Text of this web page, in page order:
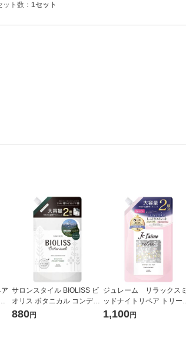
ット数： 1セット
サロンスタイル BIOLISS ビ
オリス ボタニカル コンディ
ショナー ディープモイスト
880円
ジュレーム リラックスミ
ッドナイトリペア トリート
メント ストレート＆リッチ
詰替 680mL 1個
1,100円